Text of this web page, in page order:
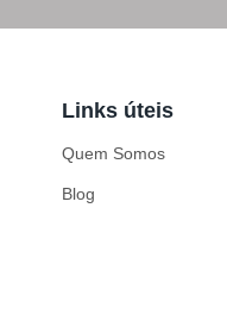
Links úteis
Quem Somos
Blog